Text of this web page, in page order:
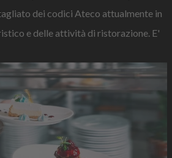
dei codici Ateco attualmente in
e delle attività di ristorazione. E'